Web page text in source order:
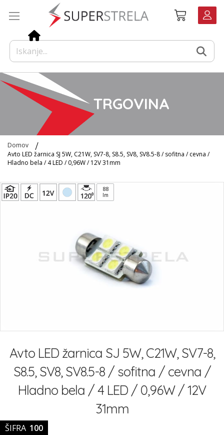
Košarica
TRGOVINA
Domov
Avto LED žarnica SJ 5W, C21W, SV7-8, S8.5, SV8, SV8.5-8 / sofitna / cevna /
Hladno bela / 4 LED / 0,96W / 12V 31mm
Preskoči
na
88
lm
začetek
galerije
Avto LED žarnica SJ 5W, C21W, SV7-8,
S8.5, SV8, SV8.5-8 / sofitna / cevna /
Hladno bela / 4 LED / 0,96W / 12V
31mm
ŠIFRA 100